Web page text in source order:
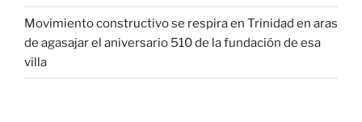
Movimiento constructivo se respira en Trinidad en aras
de agasajar el aniversario 510 de la fundación de esa
villa